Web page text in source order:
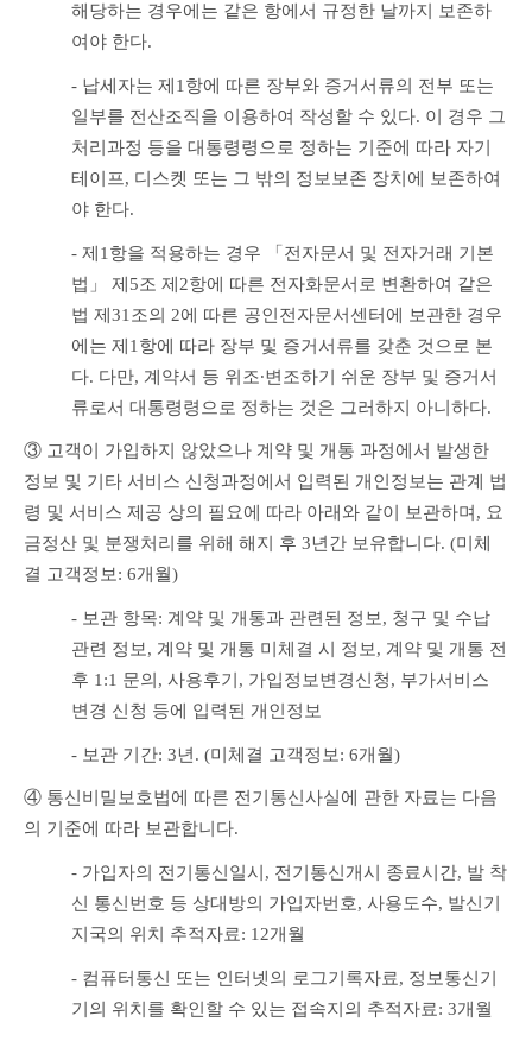
해당하는 경우에는 같은 항에서 규정한 날까지 보존하
여야 한다.
- 납세자는 제1항에 따른 장부와 증거서류의 전부 또는
일부를 전산조직을 이용하여 작성할 수 있다. 이 경우 그
처리과정 등을 대통령령으로 정하는 기준에 따라 자기
테이프, 디스켓 또는 그 밖의 정보보존 장치에 보존하여
야 한다.
- 제1항을 적용하는 경우 「전자문서 및 전자거래 기본
법」 제5조 제2항에 따른 전자화문서로 변환하여 같은
법 제31조의 2에 따른 공인전자문서센터에 보관한 경우
에는 제1항에 따라 장부 및 증거서류를 갖춘 것으로 본
다. 다만, 계약서 등 위조∙변조하기 쉬운 장부 및 증거서
류로서 대통령령으로 정하는 것은 그러하지 아니하다.
③ 고객이 가입하지 않았으나 계약 및 개통 과정에서 발생한
정보 및 기타 서비스 신청과정에서 입력된 개인정보는 관계 법
령 및 서비스 제공 상의 필요에 따라 아래와 같이 보관하며, 요
금정산 및 분쟁처리를 위해 해지 후 3년간 보유합니다. (미체
결 고객정보: 6개월)
- 보관 항목: 계약 및 개통과 관련된 정보, 청구 및 수납
관련 정보, 계약 및 개통 미체결 시 정보, 계약 및 개통 전
후 1:1 문의, 사용후기, 가입정보변경신청, 부가서비스
변경 신청 등에 입력된 개인정보
- 보관 기간: 3년. (미체결 고객정보: 6개월)
④ 통신비밀보호법에 따른 전기통신사실에 관한 자료는 다음
의 기준에 따라 보관합니다.
- 가입자의 전기통신일시, 전기통신개시 종료시간, 발 착
신 통신번호 등 상대방의 가입자번호, 사용도수, 발신기
지국의 위치 추적자료: 12개월
- 컴퓨터통신 또는 인터넷의 로그기록자료, 정보통신기
기의 위치를 확인할 수 있는 접속지의 추적자료: 3개월